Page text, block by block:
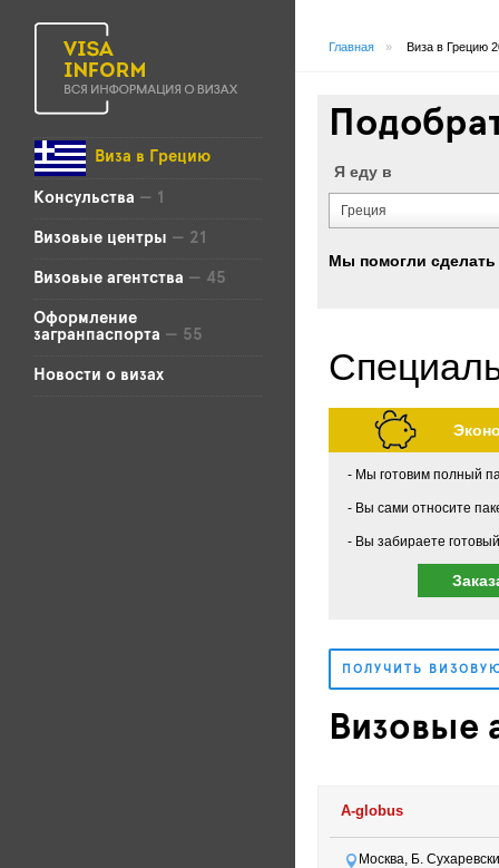
Виза в Грецию
Консульства — 1
Визовые центры — 21
Визовые агентства — 45
Оформление
загранпаспорта — 55
Новости о визах
Главная » Виза в Грецию
Я еду в
Греция
Мы помогли
Мы готовим полный
Вы сами относите
Вы забираете
ПОЛУЧИТЬ
Визовые
A-globus
Москва, Б.